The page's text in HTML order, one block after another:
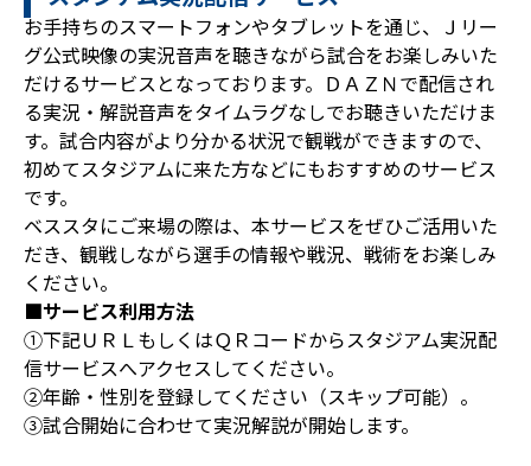
お手持ちのスマートフォンやタブレットを通じ、Ｊリー
グ公式映像の実況音声を聴きながら試合をお楽しみいた
だけるサービスとなっております。ＤＡＺＮで配信され
る実況・解説音声をタイムラグなしでお聴きいただけま
す。試合内容がより分かる状況で観戦ができますので、
初めてスタジアムに来た方などにもおすすめのサービス
です。
ベススタにご来場の際は、本サービスをぜひご活用いた
だき、観戦しながら選手の情報や戦況、戦術をお楽しみ
ください。
■サービス利用方法
①下記ＵＲＬもしくはＱＲコードからスタジアム実況配
信サービスへアクセスしてください。
②年齢・性別を登録してください（スキップ可能）。
③試合開始に合わせて実況解説が開始します。